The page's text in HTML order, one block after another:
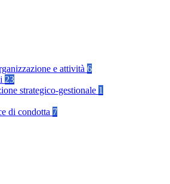
e attività 6
23
strategico-gestionale 1
di condotta 7